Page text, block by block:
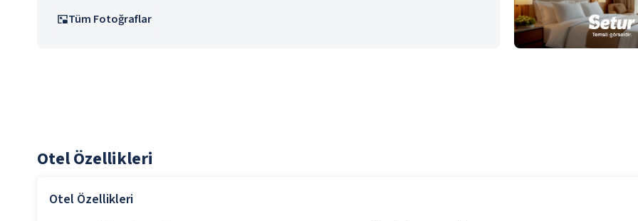
Tüm Fotoğraflar
Otel Özellikleri
Otel Özellikleri